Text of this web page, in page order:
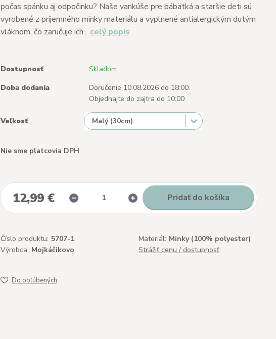
počas spánku aj odpočinku? Naše vankúše pre bábätká a staršie deti sú
vyrobené z príjemného minky materiálu a vyplnené antialergickým dutým
vláknom, čo zaručuje ich... celý popis
Dostupnosť
Skladom
Doba dodania
Doručenie 10.08.2026 do 18:00.
Objednajte do zajtra do 10:00
Veľkosť
Nie sme platcovia DPH
12,99 € Pridať do košíka
Číslo produktu: 5707-1 Materiál: Minky (100% polyester)
Výrobca: Mojkáčikovo Strážiť cenu / dostupnosť
Do obľúbených